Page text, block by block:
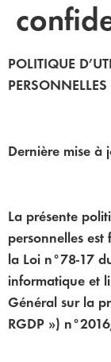
POLITIQUE
PERSONNELLES
Dernière mise
La présente
personnelles
la Loi n°78-17
informatique et
Général sur la
RGDP »)